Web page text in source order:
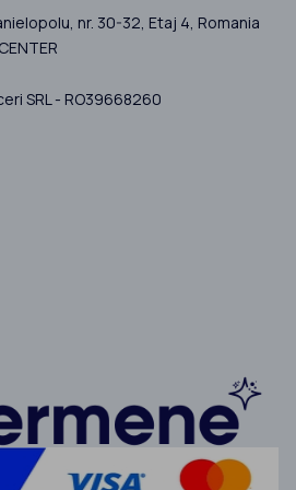
nr. 30-32, Etaj 4, Romania
SRL - RO39668260